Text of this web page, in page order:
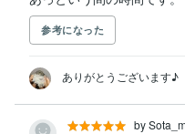
参考になった
ありがとうございます♪
by